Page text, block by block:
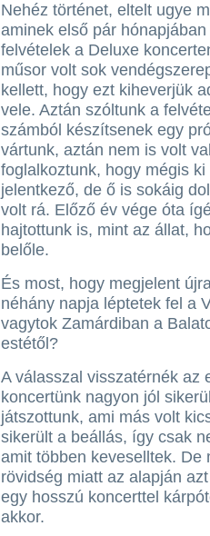
Nehéz történet, eltelt ugye
aminek első pár
felvételek a Deluxe
műsor volt sok
kellett, hogy ezt kiheverjük
vele. Aztán szóltunk a
számból készítsenek egy
vártunk, aztán nem is volt
foglalkoztunk, hogy mégis
jelentkező, de ő is sokáig
volt rá. Előző év vége óta
hajtottunk is, mint az állat,
belőle.
És most, hogy megjelent
néhány napja léptetek fel a
vagytok Zamárdiban a
estétől?
A válasszal visszatérnék az
koncertünk nagyon jól
játszottunk, ami más volt
sikerült a beállás, így csak
amit többen keveselltek. De
rövidség miatt az alapján
egy hosszú koncerttel
akkor.